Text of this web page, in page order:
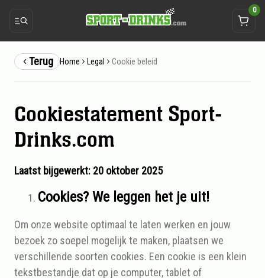
0
Terug Home Legal Cookie beleid
Cookie beleid
Cookiestatement Sport-
Drinks.com
Laatst bijgewerkt: 20 oktober 2025
Cookies? We leggen het je uit!
Om onze website optimaal te laten werken en jouw
bezoek zo soepel mogelijk te maken, plaatsen we
verschillende soorten cookies. Een cookie is een klein
tekstbestandje dat op je computer, tablet of